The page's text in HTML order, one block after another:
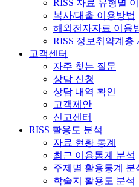
RISS 자료 유형별
복사/대출 이용방법
해외전자자료 이용
RISS 정보취약계층
고객센터
자주 찾는 질문
상담 신청
상담 내역 확인
고객제안
신고센터
RISS 활용도 분석
자료 현황 통계
최근 이용통계 분석
주제별 활용통계 분
학술지 활용도 분석